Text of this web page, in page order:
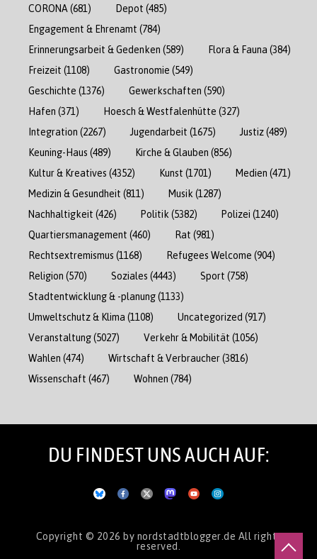
CORONA (681) Depot (485)
Engagement & Ehrenamt (784)
Erinnerungsarbeit & Gedenken (589) Flora & Fauna (384)
Freizeit (1108) Gastronomie (549)
Geschichte (1376) Gewerkschaften (590)
Hafen (371) Hoesch & Westfalenhütte (327)
Integration (2267) Jugendarbeit (1675) Justiz(489)
Keuning-Haus (489) Kirche & Glauben (856)
Kultur & Kreatives (4352) Kunst (1701) Medien (471)
Medizin & Gesundheit (811) Musik (1287)
Nachhaltigkeit (426) Politik (5382) Polizei (1240)
Quartiersmanagement (460) Rat (981)
Rechtsextremismus (1168) Refugees Welcome (904)
Religion (570) Soziales (4443) Sport (758)
Stadtentwicklung & -planung(1133)
Umweltschutz & Klima (1108) Uncategorized (917)
Veranstaltung(5027) Verkehr & Mobilität (1056)
Wahlen (474) Wirtschaft & Verbraucher(3816)
Wissenschaft (467) Wohnen (784)
DU FINDEST UNS AUCH AUF:
Copyright © 2026 by nordstadtblogger.de All rights
reserved.